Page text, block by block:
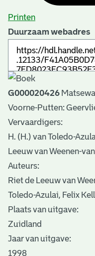
Printen
Duurzaam webadres
G000020426
Voorne-Putten:
Vervaardigers:
H. (H.) van Toledo-
Leeuw van Weenen-
Auteurs:
Riet de Leeuw van
Toledo-Azulai, Felix
Plaats van uitgave:
Zuidland
Jaar van uitgave:
1998